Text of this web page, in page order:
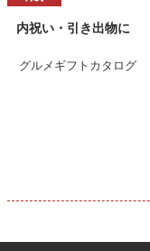
内祝い・引き出物に
グルメギフトカタログ